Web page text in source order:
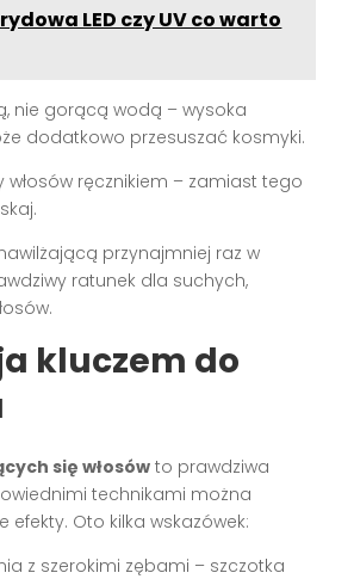
LED czy UV co warto
nie gorącą wodą – wysoka
dodatkowo przesuszać kosmyki.
włosów ręcznikiem – zamiast tego
przynajmniej raz w
ratunek dla suchych,
kluczem do
się włosów to prawdziwa
technikami można
efekty. Oto kilka wskazówek:
z szerokimi zębami – szczotka